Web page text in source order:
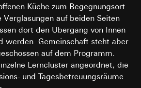
Küche zum Begegnungsort
auf beiden Seiten
dort den Übergang von Innen
werden. Gemeinschaft steht aber
auf dem Programm.
Lerncluster angeordnet, die
und Tagesbetreuungsräume